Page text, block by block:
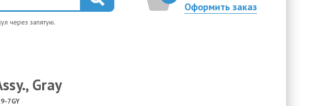
Оформить заказ
через запятую.
Gray
7GY